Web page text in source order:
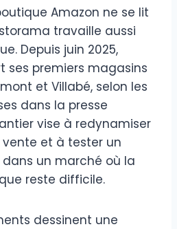
Amazon ne se lit
travaille aussi
Depuis juin 2025,
ses premiers magasins
et Villabé, selon les
dans la presse
vise à redynamiser
et à tester un
un marché où la
reste difficile.
dessinent une